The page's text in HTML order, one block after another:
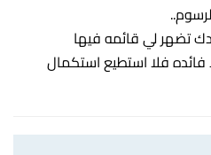
تضهر لي قائمه فيها
فلا استطيع استكمال